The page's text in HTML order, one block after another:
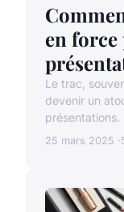
en force
Le trac,
devenir un
présentations.
25 mars 2025